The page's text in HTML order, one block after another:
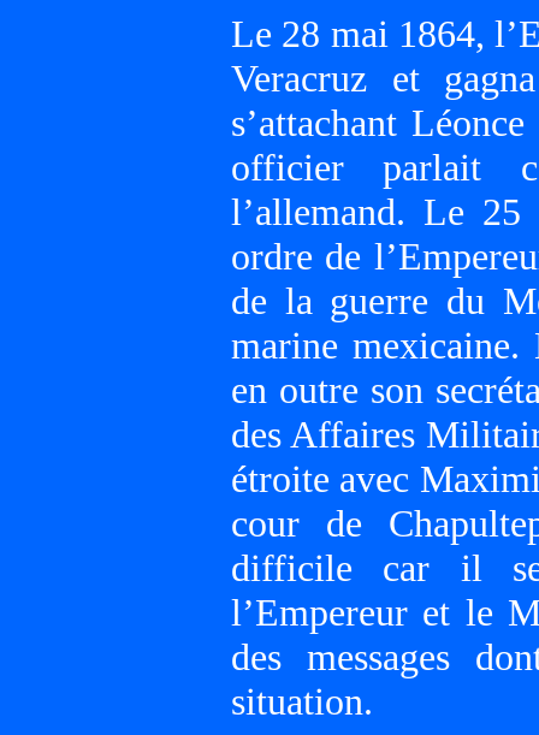
Le 28 mai 1864,
Veracruz et
s’attachant
officier parlait
l’allemand. Le 25
ordre de
de la guerre du
marine
en outre son
des Affaires
étroite avec
cour de
difficile car il se
l’Empereur et le
des messages
situation.